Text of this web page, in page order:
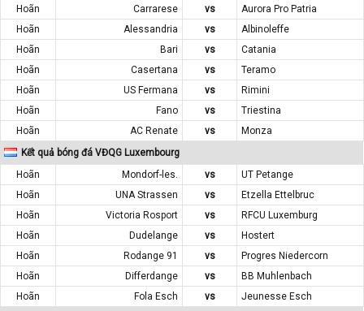
Hoãn Carrarese vs
Aurora Pro Patria
Hoãn
Alessandria vs
Albinoleffe
Hoãn
Bari vs
Catania
Hoãn
Casertana vs
Teramo
Hoãn
US Fermana vs
Rimini
Hoãn
Fano vs
Triestina
Hoãn
AC Renate vs
Monza
Kết quả bóng đá VĐQG Luxembourg
Hoãn
Mondorf-les. vs
UT Petange
Hoãn
UNA Strassen vs
Etzella Ettelbruc
Hoãn
Victoria Rosport vs
RFCU Luxemburg
Hoãn
Dudelange vs
Hostert
Hoãn
Rodange 91 vs
Progres Niedercorn
Hoãn
Differdange vs
BB Muhlenbach
Hoãn
Fola Esch vs
Jeunesse Esch